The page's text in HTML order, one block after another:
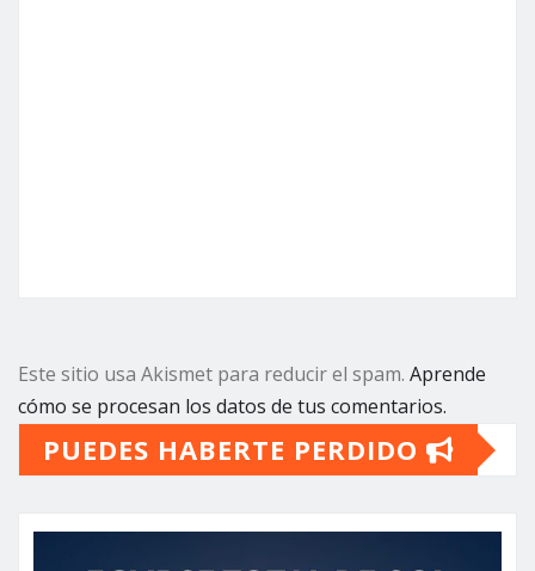
Este sitio usa Akismet para reducir el spam. Aprende
cómo se procesan los datos de tus comentarios.
PUEDES HABERTE PERDIDO